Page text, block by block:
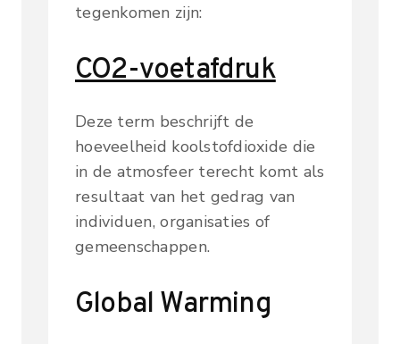
tegenkomen zijn:
CO2-voetafdruk
Deze term beschrijft de
hoeveelheid koolstofdioxide die
in de atmosfeer terecht komt als
resultaat van het gedrag van
individuen, organisaties of
gemeenschappen.
Global Warming